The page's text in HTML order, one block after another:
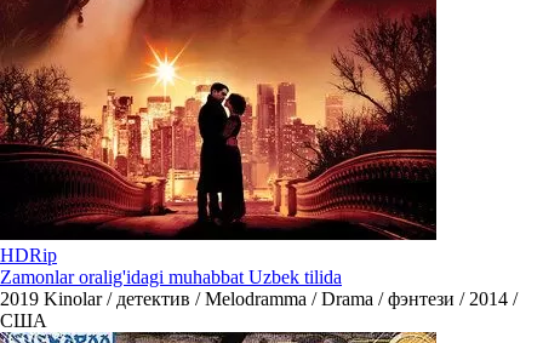
HDRip
Zamonlar oralig'idagi muhabbat Uzbek tilida
2019 Kinolar / детектив / Melodramma / Drama / фэнтези / 2014 /
США